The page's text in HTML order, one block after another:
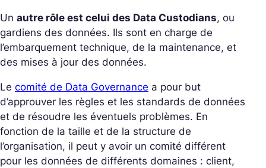
Un autre rôle est celui des Data Custodians, ou
gardiens des données. Ils sont en charge de
l’embarquement technique, de la maintenance, et
des mises à jour des données.
Le comité de Data Governance a pour but
d’approuver les règles et les standards de données
et de résoudre les éventuels problèmes. En
fonction de la taille et de la structure de
l’organisation, il peut y avoir un comité différent
pour les données de différents domaines : client,